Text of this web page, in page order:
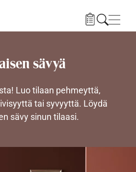
sävyä
Luo tilaan pehmeyttä,
tai syvyyttä. Löydä
sävy sinun tilaasi.